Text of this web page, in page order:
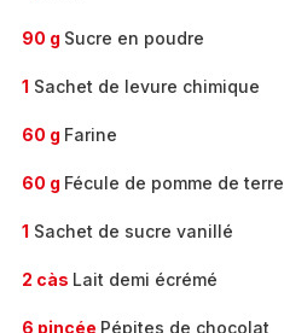
90 g Sucre en poudre
1 Sachet de levure chimique
60 g Farine
60 g Fécule de pomme de terre
1 Sachet de sucre vanillé
2 càs Lait demi écrémé
6 pincée Pépites de chocolat